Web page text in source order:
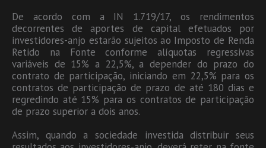
De acordo com a IN 1.719/17, os rendimentos
decorrentes de aportes de capital efetuados por
investidores-anjo estarão sujeitos ao Imposto de Renda
Retido na Fonte conforme alíquotas regressivas
variáveis de 15% a 22,5%, a depender do prazo do
contrato de participação, iniciando em 22,5% para os
contratos de participação de prazo de até 180 dias e
regredindo até 15% para os contratos de participação
de prazo superior a dois anos.
Assim, quando a sociedade investida distribuir seus